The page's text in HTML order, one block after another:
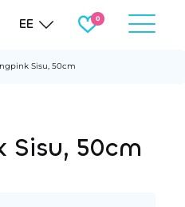
EE
Sisu, 50cm
Sisu, 50cm